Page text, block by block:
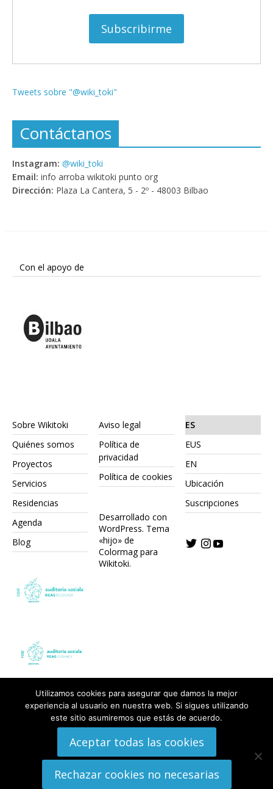
Tweets sobre "@wiki_toki"
Contáctanos
Instagram: @wiki_toki
Email: info arroba wikitoki punto org
Dirección: Plaza La Cantera, 5 - 2º - 48003 Bilbao
Con el apoyo de
Sobre Wikitoki
Quiénes somos
Proyectos
Servicios
Residencias
Agenda
Blog
Aviso legal
Política de
privacidad
Política de cookies
Desarrollado con
WordPress. Tema
«hijo» de
Colormag para
Wikitoki.
ES
EUS
EN
Ubicación
Suscripciones
Utilizamos cookies para asegurar que damos la mejor
experiencia al usuario en nuestra web. Si sigues utilizando
este sitio asumiremos que estás de acuerdo.
Aceptar todas las cookies
Rechazar cookies no necesarias